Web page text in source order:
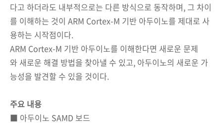
다고 하더라도 내부적으로는 다른 방식으로 동작하며, 그 차이
를 이해하는 것이 ARM Cortex-M 기반 아두이노를 제대로 사
용하는 시작점이다.
ARM Cortex-M 기반 아두이노를 이해한다면 새로운 문제
와 새로운 해결 방법을 찾아낼 수 있고, 아두이노의 새로운 가
능성을 발견할 수 있을 것이다.
주요 내용
■ 아두이노 SAMD 보드